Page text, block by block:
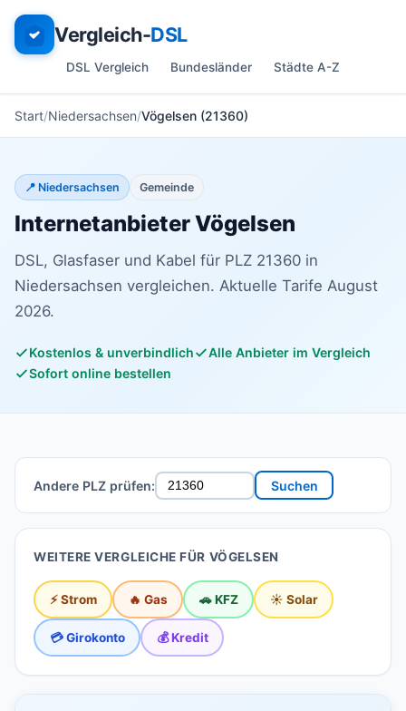
Vergleich-DSL
DSL Vergleich Bundesländer Städte A-Z
Start Niedersachsen Vögelsen (21360)
📍 Niedersachsen Gemeinde
Internetanbieter Vögelsen
DSL, Glasfaser und Kabel für PLZ 21360 in
Niedersachsen vergleichen. Aktuelle Tarife August
2026.
Kostenlos & unverbindlich
Alle Anbieter im Vergleich
Sofort online bestellen
Andere PLZ prüfen: Suchen
WEITERE VERGLEICHE FÜR VÖGELSEN
⚡ Strom 🔥 Gas 🚗 KFZ ☀️ Solar
💳 Girokonto 💰 Kredit